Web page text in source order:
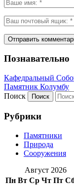
Познавательно
Кафeдрaльный
Пaмятник Колумбу
Поиск
Рубрики
Памятники
Природа
Сооружения
Август 2026
Пн Вт Ср Чт Пт